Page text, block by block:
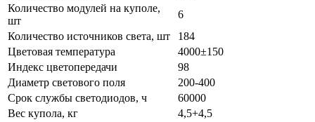
Количество модулей на куполе,
шт
6
Количество источников света, шт
184
Цветовая температура
4000±150
Индекс цветопередачи
98
Диаметр светового поля
200-400
Срок службы светодиодов, ч
60000
Вес купола, кг
4,5+4,5